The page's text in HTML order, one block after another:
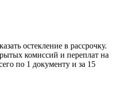
остекление в рассрочку.
комиссий и переплат на
по 1 документу и за 15